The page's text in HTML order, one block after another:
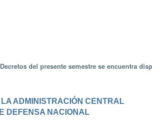
del presente semestre se encuentra
ADMINISTRACIÓN CENTRAL
DEFENSA NACIONAL